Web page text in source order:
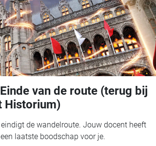
Einde van de route (terug bij
Historium)
eindigt de wandelroute. Jouw docent heeft
laatste boodschap voor je.